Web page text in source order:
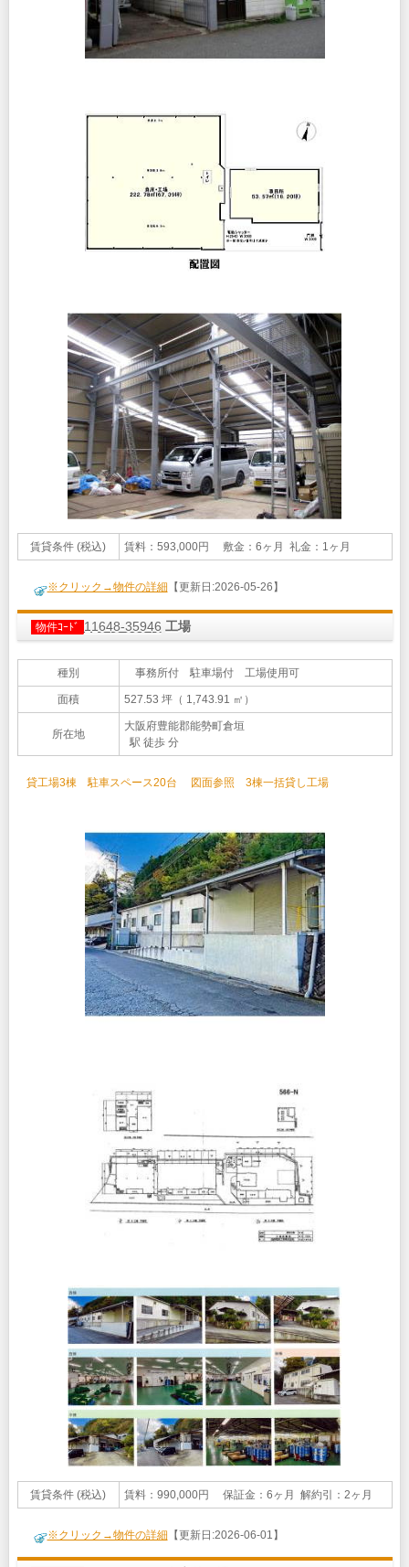
賃貸条件 (税込) 賃料：593,000円 敷金：6ヶ月 礼金：1ヶ月
※クリック→物件の詳細 【更新日:2026-05-26】
物件ｺｰﾄﾞ 11648-35946 工場
種別 事務所付 駐車場付 工場使用可
面積 527.53 坪（ 1,743.91 ㎡）
所在地
大阪府豊能郡能勢町倉垣
駅 徒歩 分
貸工場3棟 駐車スペース20台 図面参照 3棟一括貸し工場
賃貸条件 (税込) 賃料：990,000円 保証金：6ヶ月 解約引：2ヶ月
※クリック→物件の詳細 【更新日:2026-06-01】